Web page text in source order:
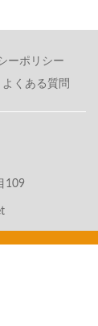
ーポリシー
よくある質問
109